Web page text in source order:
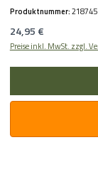
Produktnummer:218745
Regulärer Preis:
24,95 €
Preise inkl. MwSt. zzgl.